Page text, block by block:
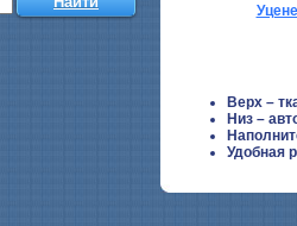
Верх –
Низ –
Удобная